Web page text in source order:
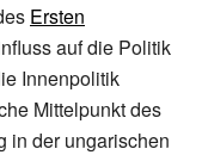
Ersten
auf die Politik
Innenpolitik
Mittelpunkt des
in der ungarischen